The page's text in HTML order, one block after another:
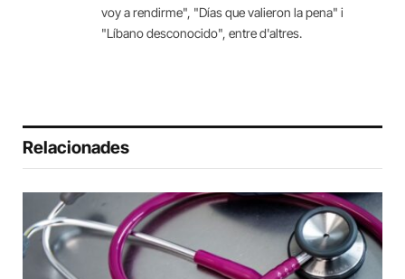
voy a rendirme", "Días que valieron la pena" i
"Líbano desconocido", entre d'altres.
Relacionades